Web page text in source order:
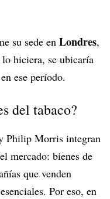
su sede en Londres,
hiciera, se ubicaría
ese período.
del tabaco?
Philip Morris integran
mercado: bienes de
que venden
Por eso, en